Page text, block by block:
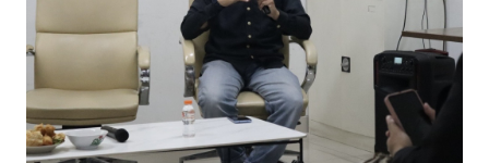
BERITA
KONTAK